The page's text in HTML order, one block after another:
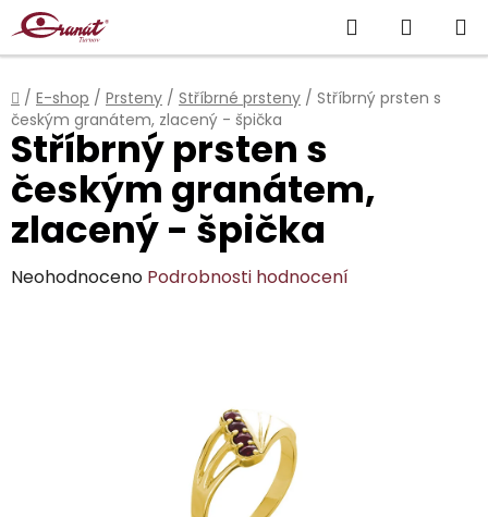
Přejít
na
obsah
Hledat
KOŠÍK
Domů
/ E-shop / Prsteny / Stříbrné prsteny / Stříbrný prsten s
českým granátem, zlacený - špička
Stříbrný prsten s
českým granátem,
zlacený - špička
Průměrné
Neohodnoceno Podrobnosti hodnocení